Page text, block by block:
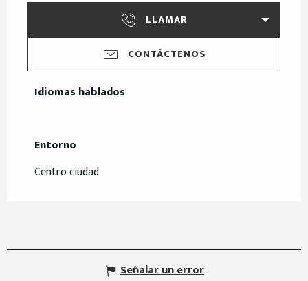
LLAMAR
CONTÁCTENOS
Idiomas hablados
Idiomas hablados
Entorno
Entorno
Centro ciudad
Señalar un error